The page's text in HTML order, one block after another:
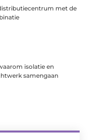
met de
isolatie en
samengaan